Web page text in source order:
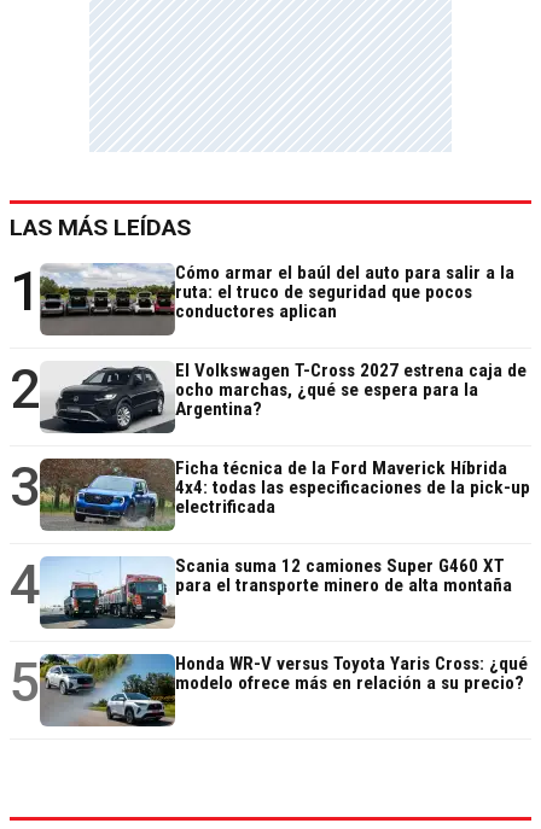
LAS MÁS LEÍDAS
1
Cómo armar el baúl del auto para salir a la
ruta: el truco de seguridad que pocos
conductores aplican
2
El Volkswagen T-Cross 2027 estrena caja de
ocho marchas, ¿qué se espera para la
Argentina?
3
Ficha técnica de la Ford Maverick Híbrida
4x4: todas las especificaciones de la pick-up
electrificada
4
Scania suma 12 camiones Super G460 XT
para el transporte minero de alta montaña
5
Honda WR-V versus Toyota Yaris Cross: ¿qué
modelo ofrece más en relación a su precio?